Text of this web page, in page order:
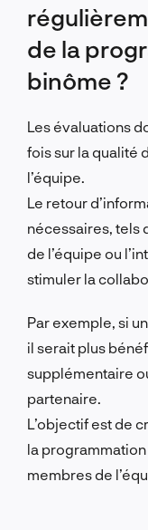
de la
binôme ?
Les évaluations
fois sur la qualité
l’équipe.
Le retour
nécessaires, tels
de l’équipe ou
stimuler la
Par exemple, si
il serait plus
supplémentaire
partenaire.
L’objectif est de
la
membres de